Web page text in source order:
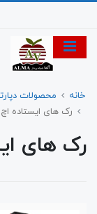
خانه محصولات
رک های ایستاده
رک های